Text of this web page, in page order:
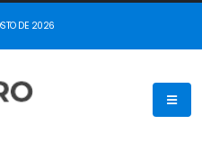
DE 2026